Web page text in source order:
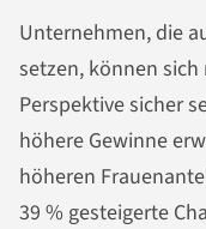
Unternehmen, die
setzen, können
Perspektive sicher
höhere Gewinne
höheren
39 % gesteigerte